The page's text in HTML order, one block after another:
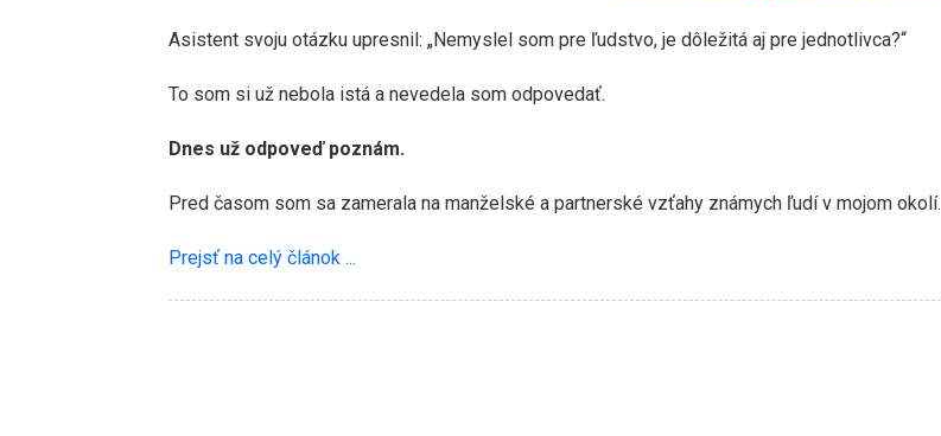
Asistent svoju otázku upresnil: „Nemyslel som pre ľudstvo, je dôležitá aj pre jednotlivca?“
To som si už nebola istá a nevedela som odpovedať.
Dnes už odpoveď poznám.
Pred časom som sa zamerala na manželské a partnerské vzťahy známych ľudí v mojom okolí.
Prejsť na celý článok ...